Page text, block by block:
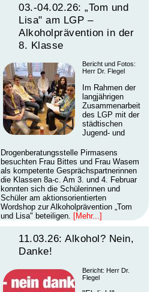
03.-04.02.26: „Tom und
Lisa" am LGP –
Alkoholprävention in der
8. Klasse
Bericht und Fotos:
Herr Dr. Flegel
Im Rahmen der
langjährigen
Zusammenarbeit
des LGP mit der
städtischen
Jugend- und
Drogenberatungsstelle Pirmasens
besuchten Frau Bittes und Frau Wasem
als kompetente Gesprächspartnerinnen
die Klassen 8a-c. Am 3. und 4. Februar
konnten sich die Schülerinnen und
Schüler am aktionsorientierten
Wordshop zur Alkoholprävention „Tom
und Lisa" beteiligen. [Mehr...]
11.03.26: Alkohol? Nein,
Danke!
Bericht: Herr Dr.
Flegel